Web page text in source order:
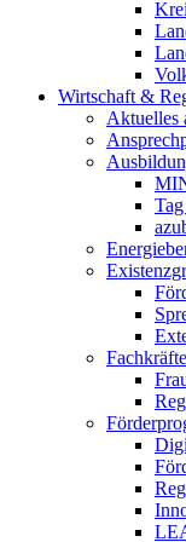
Wirtschaft &
Aktuelles